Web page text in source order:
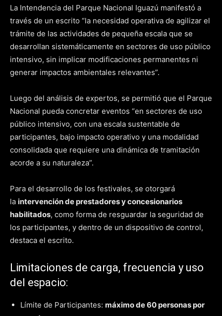
La Intendencia del Parque Nacional Iguazú manifestó a
través de un escrito “la necesidad operativa de agilizar el
trámite de las actividades de pequeña escala que se
desarrollan sistemáticamente en sectores de uso público
intensivo, sin implicar modificaciones permanentes ni
generar impactos ambientales relevantes”.
Luego del análisis de expertos, se permitió que el Parque
Nacional pueda concretar eventos “en sectores de uso
público intensivo, con una escala sustentable de
participantes, bajo impacto operativo y una modalidad
consolidada que requiere una dinámica de tramitación
acorde a su naturaleza”.
Para el desarrollo de los festivales, se otorgará
la intervención de prestadores y concesionarios
habilitados, como forma de resguardar la seguridad de
los participantes, y dentro de un dispositivo de control,
destaca el escrito.
Limitaciones de carga, frecuencia y uso
del espacio:
Límite de Participantes: máximo de 60 personas por